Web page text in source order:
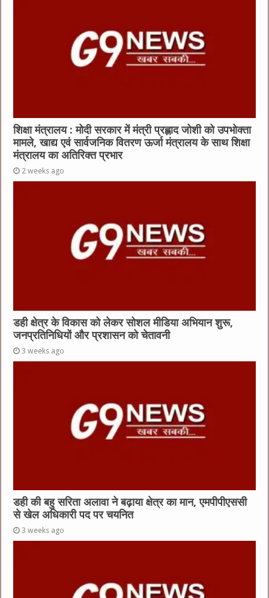
शिक्षा मंत्रालय : मोदी सरकार में मंत्री प्रह्लाद जोशी को उपभोक्ता
मामले, खाद्य एवं सार्वजनिक वितरण ऊर्जा मंत्रालय के साथ शिक्षा
मंत्रालय का अतिरिक्त प्रभार
2 weeks ago
डही क्षेत्र के विकास को लेकर सोशल मीडिया अभियान शुरू,
जनप्रतिनिधियों और प्रशासन को चेतावनी
3 weeks ago
डही की बहु सरिता अलावा ने बढ़ाया क्षेत्र का मान, एमपीपीएससी
से खेल अधिकारी पद पर चयनित
3 weeks ago